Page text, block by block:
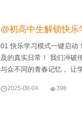
@初高中生解锁快乐
01 快乐学习模式一键启动
及的真实日常！ 我们冲破
与众不同的青春记忆， 让
2025-08-04 398